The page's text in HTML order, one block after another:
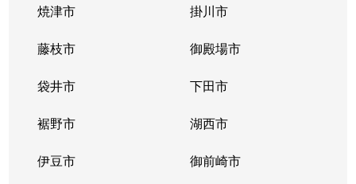
焼津市 掛川市
藤枝市 御殿場市
袋井市 下田市
裾野市 湖西市
伊豆市 御前崎市